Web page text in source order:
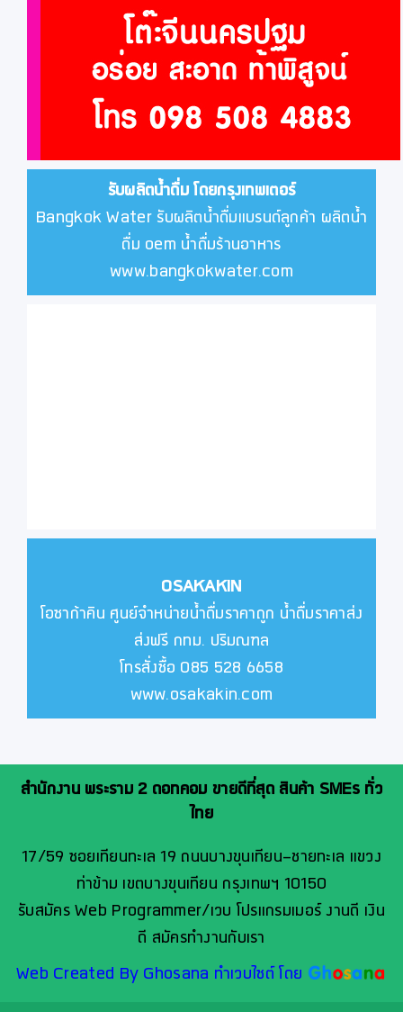
รับผลิตน้ำดื่ม โดยกรุงเทพเตอร์
Bangkok Water รับผลิตน้ำดื่มแบรนด์ลูกค้า ผลิตน้ำ
ดื่ม oem น้ำดื่มร้านอาหาร
www.bangkokwater.com
OSAKAKIN
โอซาก้าคิน ศูนย์จำหน่ายน้ำดื่มราคาถูก น้ำดื่มราคาส่ง
ส่งฟรี กทม. ปริมณฑล
โทรสั่งซื้อ 085 528 6658
www.osakakin.com
สำนักงาน พระราม 2 ดอทคอม ขายดีที่สุด สินค้า SMEs ทั่ว
ไทย
17/59 ซอยเทียนทะเล 19 ถนนบางขุนเทียน-ชายทะเล แขวง
ท่าข้าม เขตบางขุนเทียน กรุงเทพฯ 10150
รับสมัคร Web Programmer/เวบ โปรแกรมเมอร์ งานดี เงิน
ดี สมัครทำงานกับเรา
Web Created By Ghosana ทำเวบไซต์ โดย